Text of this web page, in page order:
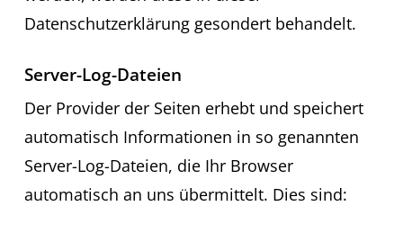
Datenschutzerklärung gesondert behandelt.
Server-Log-Dateien
Der Provider der Seiten erhebt und speichert
automatisch Informationen in so genannten
Server-Log-Dateien, die Ihr Browser
automatisch an uns übermittelt. Dies sind: